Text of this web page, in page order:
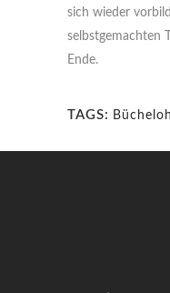
sich wieder
selbstgemachten
Ende.
TAGS: Bücheloh